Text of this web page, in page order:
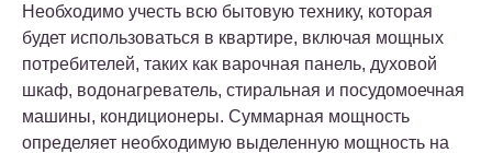
Необходимо учесть всю бытовую технику, которая
будет использоваться в квартире, включая мощных
потребителей, таких как варочная панель, духовой
шкаф, водонагреватель, стиральная и посудомоечная
машины, кондиционеры. Суммарная мощность
определяет необходимую выделенную мощность на